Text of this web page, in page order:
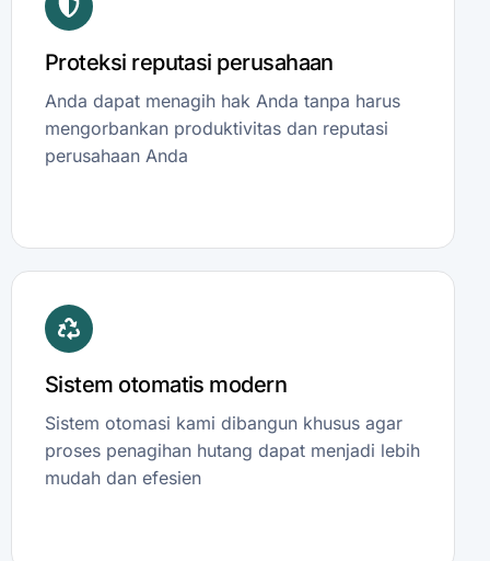
Proteksi reputasi perusahaan
Anda dapat menagih hak Anda tanpa harus
mengorbankan produktivitas dan reputasi
perusahaan Anda
Sistem otomatis modern
Sistem otomasi kami dibangun khusus agar
proses penagihan hutang dapat menjadi lebih
mudah dan efesien